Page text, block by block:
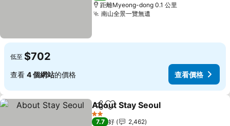
距離Myeong-dong 0.1 公里
南山全景一覽無遺
低至 $702
查看 4 個網站的價格 查看價格
分享 放到收藏夾
About Stay Seoul
2 星級
7.7 好
2,462